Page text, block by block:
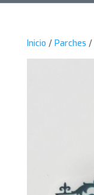
Inicio / Parches /